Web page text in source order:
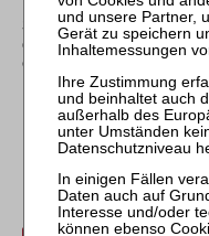
Sollten Sie über kein
den gewünschten
erwerben:
Erwerben Sie den
Rechnung.